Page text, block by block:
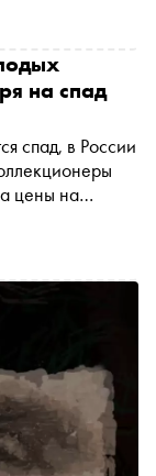
любимой
на спад
спад, в России
а цены на
на
авторов